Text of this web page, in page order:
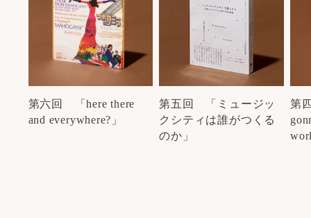
第六回 「here there
and everywhere?」
第五回 「ミュージッ
クシティは誰がつくる
のか」
第